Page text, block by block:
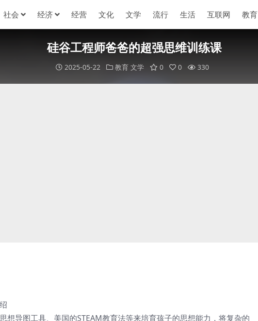
社会 经济 经营 文化 文学 流行 生活 互联网 教育
硅谷工程师爸爸的超强思维训练课
2025-05-22 教育 文学 0 0 330
想导图工具、美国的STEAM教育法等来培育孩子的思想能力，将复杂的